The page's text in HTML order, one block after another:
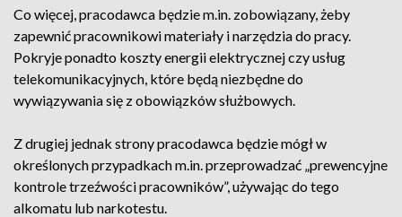
Co więcej, pracodawca będzie m.in. zobowiązany, żeby
zapewnić pracownikowi materiały i narzędzia do pracy.
Pokryje ponadto koszty energii elektrycznej czy usług
telekomunikacyjnych, które będą niezbędne do
wywiązywania się z obowiązków służbowych.
Z drugiej jednak strony pracodawca będzie mógł w
określonych przypadkach m.in. przeprowadzać „prewencyjne
kontrole trzeźwości pracowników”, używając do tego
alkomatu lub narkotestu.